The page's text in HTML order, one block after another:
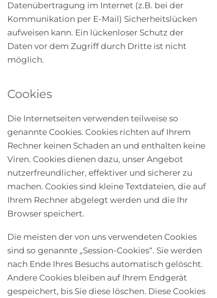
Datenübertragung im Internet (z.B. bei der
Kommunikation per E-Mail) Sicherheitslücken
aufweisen kann. Ein lückenloser Schutz der
Daten vor dem Zugriff durch Dritte ist nicht
möglich.
Cookies
Die Internetseiten verwenden teilweise so
genannte Cookies. Cookies richten auf Ihrem
Rechner keinen Schaden an und enthalten keine
Viren. Cookies dienen dazu, unser Angebot
nutzerfreundlicher, effektiver und sicherer zu
machen. Cookies sind kleine Textdateien, die auf
Ihrem Rechner abgelegt werden und die Ihr
Browser speichert.
Die meisten der von uns verwendeten Cookies
sind so genannte „Session-Cookies“. Sie werden
nach Ende Ihres Besuchs automatisch gelöscht.
Andere Cookies bleiben auf Ihrem Endgerät
gespeichert, bis Sie diese löschen. Diese Cookies